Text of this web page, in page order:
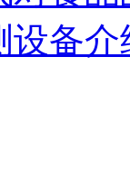
设备介